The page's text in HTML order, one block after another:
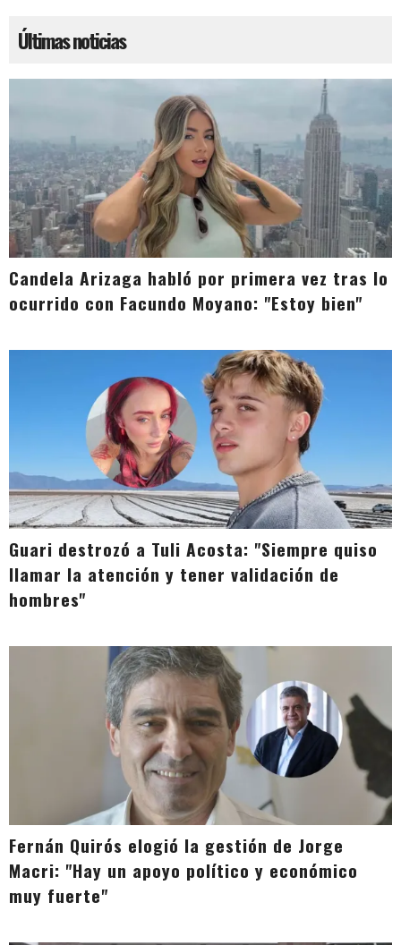
Últimas noticias
Candela Arizaga habló por primera vez tras lo
ocurrido con Facundo Moyano: "Estoy bien"
Guari destrozó a Tuli Acosta: "Siempre quiso
llamar la atención y tener validación de
hombres"
Fernán Quirós elogió la gestión de Jorge
Macri: "Hay un apoyo político y económico
muy fuerte"